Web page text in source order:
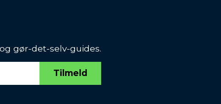
gør-det-selv-guides.
Tilmeld